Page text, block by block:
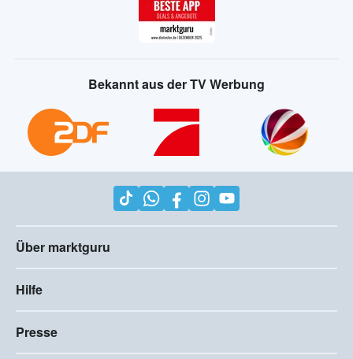
Bekannt aus der TV Werbung
Über marktguru
Hilfe
Presse